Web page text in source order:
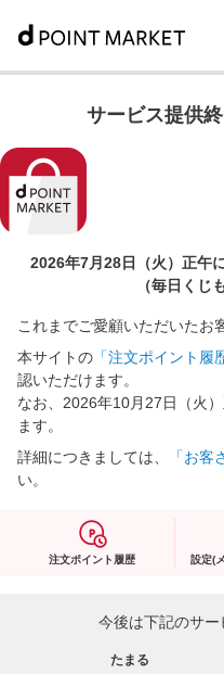
サービス提供
2026年7月28日（火）正午
（毎日くじ
これまでご愛顧いただいたお
本サイトの 「注文ポイント履
認いただけます。
なお、2026年10月27日（火
ます。
詳細につきましては、
「お客
い。
注文ポイント履歴 設定(
今後は下記のサー
たまる